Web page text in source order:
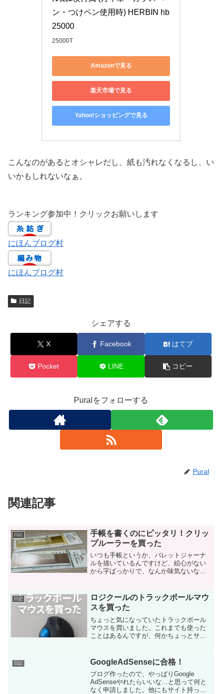
ン・つけペン使用時) HERBIN hb
25000
25000T
Amazonで見る
楽天市場で見る
Yahoo!ショッピングで見る
こんなのがあるとオシャレだし、紙も汚れなくなるし、い
いかもしれないなぁ。
ランキング参加中！クリックお願いします
にほんブログ村
にほんブログ村
日記
シェアする
X Facebook はてブ
Pocket LINE コピー
Puralをフォローする
Pural
関連記事
日記
手帳を書くのにピッタリ！クリッ
プルーラーを買った
いつも手帳というか、バレットジャーナ
ルを描いているんですけど、絵心がない
から字ばっかりで、なんか味気ないな、
ので、思わず買ってしまいました。それ
がこちら。クリップルーラ...
日記
ロジクールのトラックボールマウ
スを買った
ちょっと気になっていたトラックボール
マウスを買いました。これまでも使った
ことはあるんですが、何かちょっとサイ
になってたんです。今回買ったのはロジ
クールのERGO M57...
日記 GoogleAdSenseに合格！
ブログ作ったので、やっぱりGoogle
AdSenseやれたらいいな…と思って何と
なく申請しました。他にもサイト持って